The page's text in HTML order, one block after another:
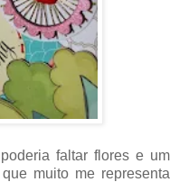
faltar flores e um
muito me representa